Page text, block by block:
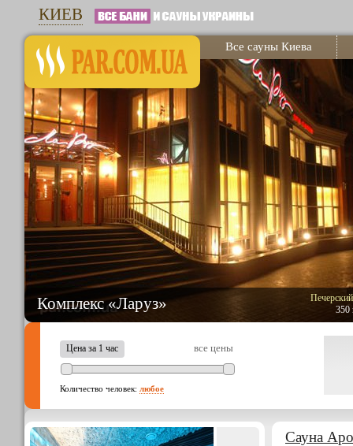
КИЕВ
Все сауны Киева
350
Комплекс «Ларуз»
Цена за 1 час все цены
Количество человек: любое
Сауна